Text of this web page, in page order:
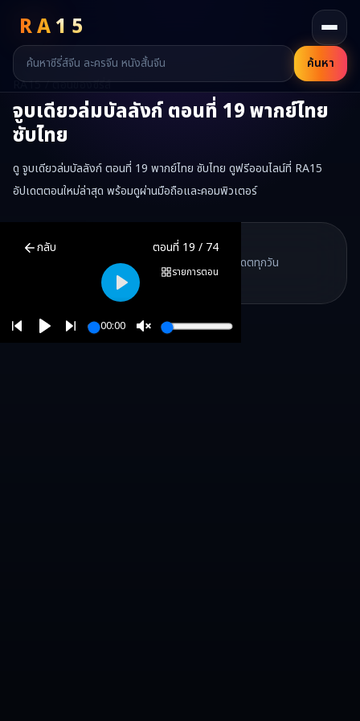
RA15
ค้นหา
RA15 / ตอนของซีรี่ส์
จูบเดียวล่มบัลลังก์ตอนที่ 19พากย์ไทย
ซับไทย
ดู จูบเดียวล่มบัลลังก์ ตอนที่ 19 พากย์ไทย ซับไทย ดูฟรีออนไลน์ที่ RA15
อัปเดตตอนใหม่ล่าสุด พร้อมดูผ่านมือถือและคอมพิวเตอร์
กลับ ตอนที่ 19 / 74
รายการตอน
00:00
Play
จูบเดี
RA15 เป็นเว็บไซต์ดูซีรี่ส์จีนออนไลน์ฟรี ที่รวบรวมหนังจีน ละครจีน มิ
RA15 Drama
RA15 Drama
รวมซีรี่ส์จีน ละครสั้น หนังแนวตั้ง พากย์ไทย อัปเดตทุกวัน
RA15 Drama